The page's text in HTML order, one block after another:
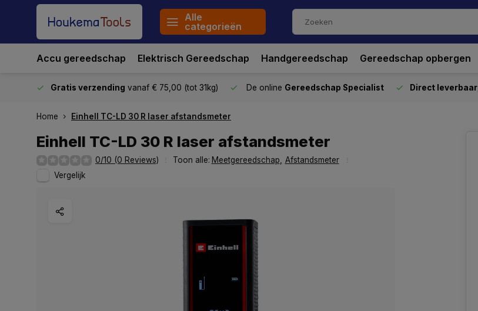
Alle
categorieën
Accu gereedschap Elektrisch Gereedschap Handgereedschap Gereedschap opbergen
Gratis verzending vanaf € 75,00 (tot 31kg) De online Gereedschap Specialist Direct leverbaar
Home Einhell TC-LD 30 R laser afstandsmeter
Einhell TC-LD 30 R laser afstandsmeter
0/10 (0 Reviews) Toon alle: Meetgereedschap
Afstandsmeter
Vergelijk